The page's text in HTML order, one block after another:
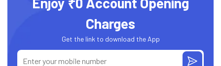
Charges
Get the link to download the App